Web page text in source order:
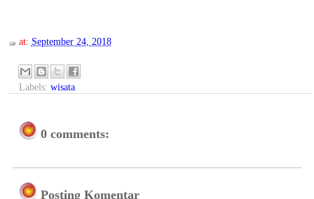
at: September 24, 2018
Labels: wisata
0 comments:
Posting Komentar